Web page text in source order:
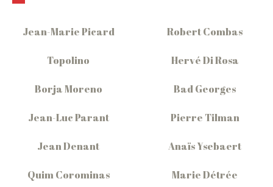
Jean-Marie Picard Robert Combas
Topolino Hervé Di Rosa
Borja Moreno Bad Georges
Jean-Luc Parant Pierre Tilman
Jean Denant Anaïs Ysebaert
Quim Corominas Marie Détrée